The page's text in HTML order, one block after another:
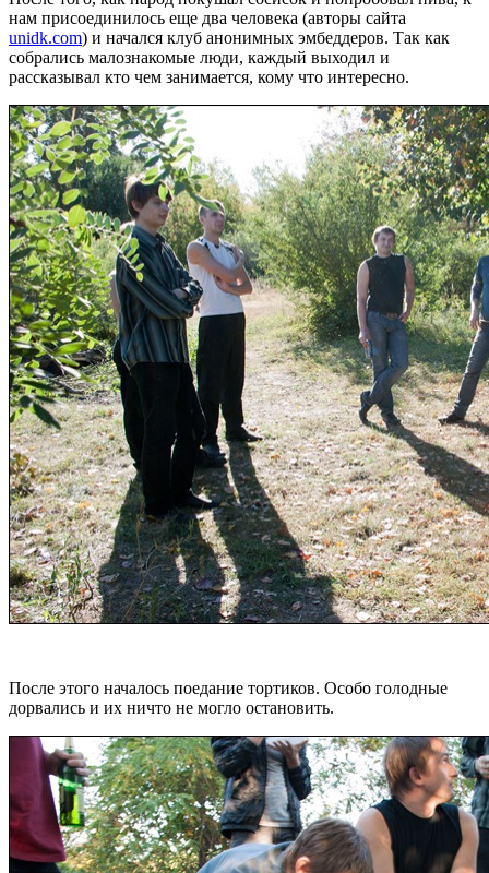
нам присоединилось еще два человека (авторы сайта
unidk.com) и начался клуб анонимных эмбеддеров. Так как
собрались малознакомые люди, каждый выходил и
рассказывал кто чем занимается, кому что интересно.
После этого началось поедание тортиков. Особо голодные
дорвались и их ничто не могло остановить.